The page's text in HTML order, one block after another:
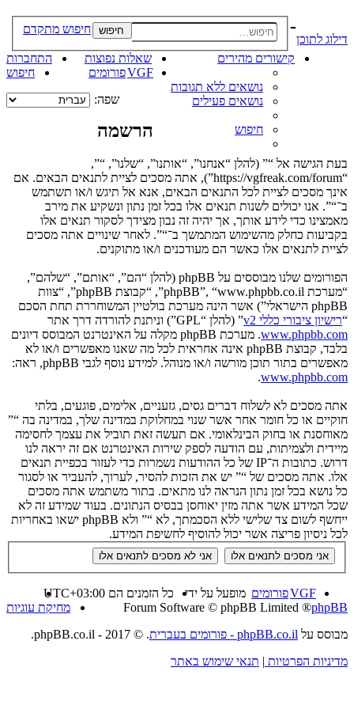
דילוג לתוכן
חיפוש חיפוש מתקדם
קישורים מהירים
נושאים ללא תגובות
נושאים פעילים
חיפוש
שאלות נפוצות
התחברות
VGFפורומים
חיפוש
שפה:
-
הרשמה
בעת הגישה אל “” (להלן “אנחנו”, “אותנו”, “שלנו”, “”,
“https://vgfreak.com/forum”), אתה מסכים לציית לתנאים הבאים. אם
אינך מסכים לציית לכל התנאים הבאים, אנא אל תיגש ו/או תשתמש
ב־“”. אנו יכולים לשנות תנאים אלו בכל זמן נתון ונשקיע את מירב
מאמצינו כדי לידע אותך, אך יהיה זה נבון מצידך לסקור תנאים אלו
בקביעות כחלק מהשימוש המתמשך ב־“”. לאחר שינויים אתה מסכים
לציית לתנאים אלו כאשר הם מעודכנים ו/או מתוקנים.
הפורומים שלנו מבוססים על phpBB (להלן “הם”, “אותם”, “שלהם”,
“מערכת phpBB”, “www.phpbb.co.il”, “קבוצת phpBB”, “צוות
phpBB הישראלי”) אשר הינה מערכת בולטיין המשוחררת תחת הסכם
“רישיון ציבורי כללי v2
” (להלן “GPL”) וניתנת להורדה דרך אתר
www.phpbb.com
. מערכת phpBB מקלה על האינטרנט המבוסס דיונים
בלבד, קבוצת phpBB אינה אחראית לכל מה שאנו מאפשרים ו/או לא
מאפשרים בתור תוכן מורשה ו/או מנוהל. למידע נוסף לגבי phpBB, ראה:
www.phpbb.com
.
אתה מסכים לא לשלוח דברים גסים, גזעניים, אלימים, פוגעים, בלתי
חוקיים או כל חומר אחר אשר שנוי במחלוקת במדינה שלך, במדינה בה “”
מאוחסנת או בחוק הבינלאומי. אם תעשה זאת תוביל את עצמך לחסימה
מיידית ולצמיתות, עם הודעה לספק שירות האינטרנט אם זה יראה לנו
דרוש. כתובות ה־IP של כל ההודעות נשמרות כדי לעזור בכפיית תנאים
אלו. אתה מסכים של “” יש את הזכות להסיר, לערוך, להעביר או לסגור
כל נושא בכל זמן נתון הנראה לנו מתאים. בתור משתמש אתה מסכים
שכל המידע אשר אתה מזין יאוחסן בבסיס הנתונים. בעוד שמידע זה לא
ייחשף לשום צד שלישי ללא הסכמתך, לא “” ולא phpBB ישאו באחריות
לכל ניסיון פריצה אשר יכול להוסיף לחשיפת המידע.
VGFפורומים כל הזמנים הם UTC+03:00
מחיקת עוגיות
מופעל על ידי
phpBB
® Forum Software © phpBB Limited
מבוסס על phpBB.co.il - פורומים בעברית
. © 2017 - phpBB.co.il.
מדיניות הפרטיות | תנאי שימוש באתר